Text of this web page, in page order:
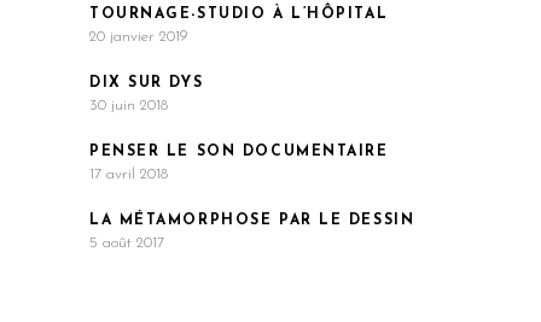
TOURNAGE-STUDIO À L’HÔPITAL
20 janvier 2019
DIX SUR DYS
30 juin 2018
PENSER LE SON DOCUMENTAIRE
17 avril 2018
LA MÉTAMORPHOSE PAR LE DESSIN
5 août 2017